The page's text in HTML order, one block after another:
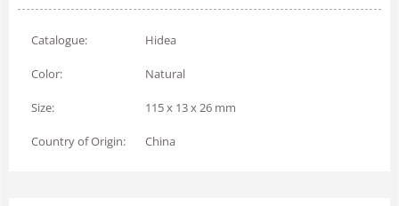
Catalogue: Hidea
Color: Natural
Size: 115 x 13 x 26 mm
Country of Origin: China